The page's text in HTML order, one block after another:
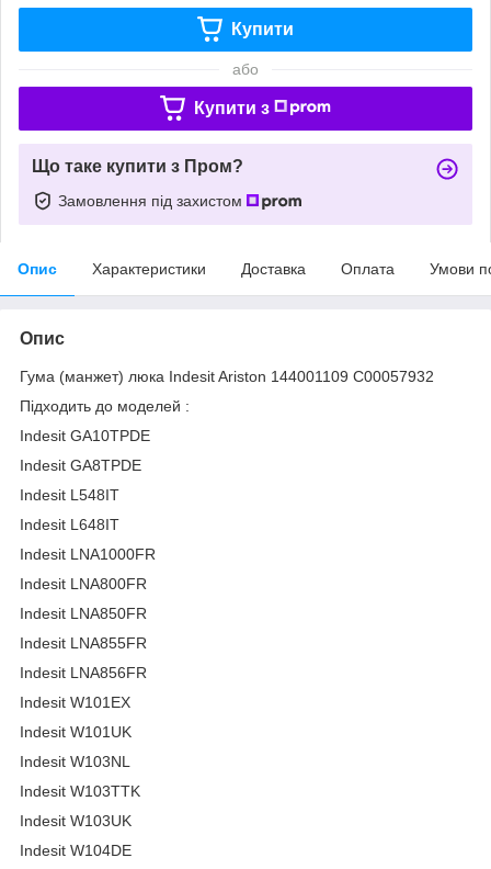
Купити
або
Купити з
Що таке купити з Пром?
Замовлення під захистом
Опис Характеристики Доставка Оплата Умови
Опис
Гума (манжет) люка Indesit Ariston 144001109 C00057932
Підходить до моделей :
Indesit GA10TPDE
Indesit GA8TPDE
Indesit L548IT
Indesit L648IT
Indesit LNA1000FR
Indesit LNA800FR
Indesit LNA850FR
Indesit LNA855FR
Indesit LNA856FR
Indesit W101EX
Indesit W101UK
Indesit W103NL
Indesit W103TTK
Indesit W103UK
Indesit W104DE